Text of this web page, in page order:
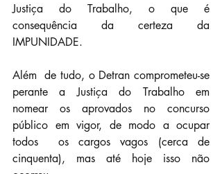
Justiça do Trabalho, o que é
consequência da certeza da
IMPUNIDADE.
Além  de tudo, o Detran comprometeu-se
perante a Justiça do Trabalho em
nomear os aprovados no concurso
público em vigor, de modo a ocupar
todos  os cargos vagos (cerca de
cinquenta), mas até hoje isso não